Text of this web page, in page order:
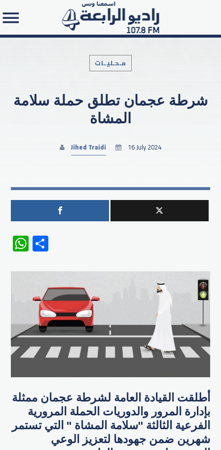
Search in the website:
مـحـليـات
شرطة عجمان تطلق حملة سلامة
المشاة
Jihed Traidi 16 July 2024
WhatsApp
أطلقت القيادة العامة لشرطة عجمان ممثلة
بإدارة المرور والدوريات الحملة المرورية
الفرعية الثالثة "سلامة المشاة " التي تستمر
شهرين ضمن جهودها لتعزيز الوعي